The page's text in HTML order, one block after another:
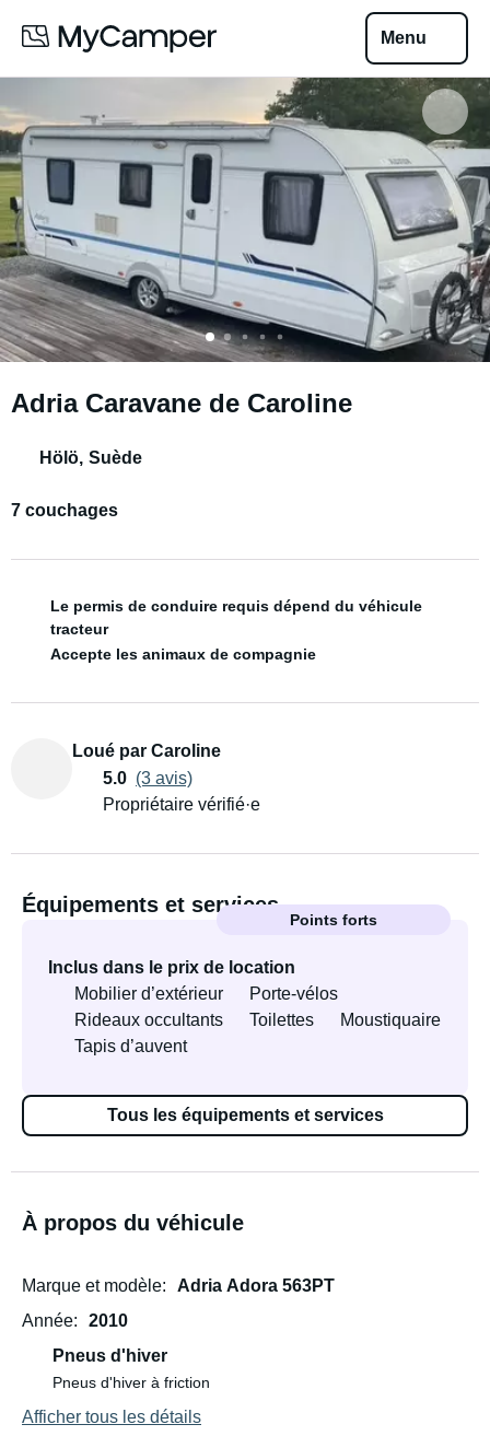
Menu
Adria Caravane de Caroline
Hölö, Suède
7 couchages
Le permis de conduire requis dépend du véhicule
tracteur
Accepte les animaux de compagnie
Loué par Caroline
5.0 (3 avis)
Propriétaire vérifié·e
Équipements et services
Points forts
Inclus dans le prix de location
Mobilier d’extérieur
Porte-vélos
Rideaux occultants
Toilettes
Moustiquaire
Tapis d’auvent
Tous les équipements et services
À propos du véhicule
Marque et modèle
Adria Adora 563PT
Année
2010
Pneus d'hiver
Pneus d'hiver à friction
Afficher tous les détails